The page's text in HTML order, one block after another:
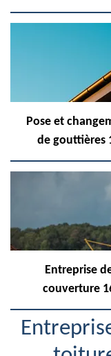
Pose et
de gouttières
Entreprise
couverture